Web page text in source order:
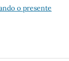
o presente